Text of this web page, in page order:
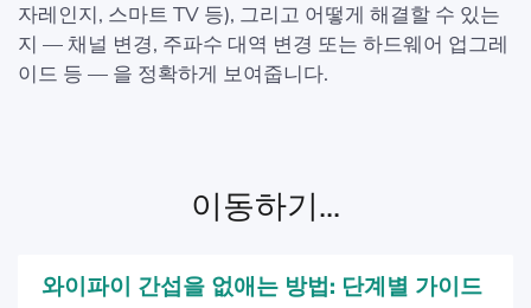
자레인지, 스마트 TV 등), 그리고 어떻게 해결할 수 있는
지 — 채널 변경, 주파수 대역 변경 또는 하드웨어 업그레
이드 등 — 을 정확하게 보여줍니다.
이동하기...
와이파이 간섭을 없애는 방법: 단계별 가이드